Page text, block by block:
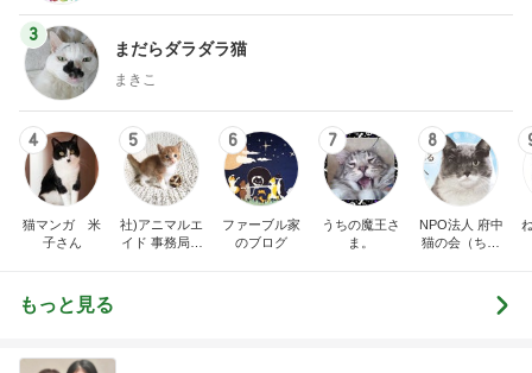
3
まだらダラダラ猫
まきこ
4
猫マンガ 米
子さん
5
社)アニマルエ
イド 事務局＆
6
ファーブル家
のブログ
7
うちの魔王さ
ま。
8
NPO法人 府中
猫の会（ちゅ
もっと見る